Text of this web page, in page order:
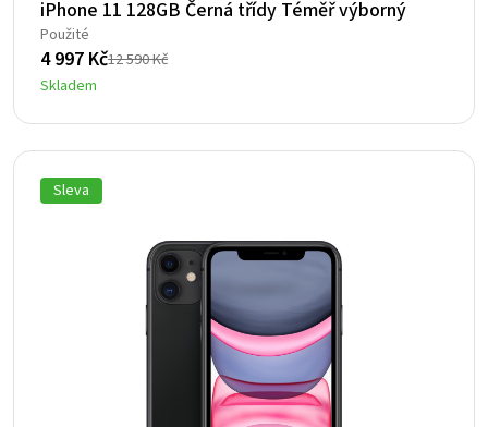
iPhone 11 128GB Černá třídy Téměř výborný
Použité
12 590Kč
Původní
cena
byla:
12
590 Kč.
4 997 Kč
Aktuální
cena
je:
4
997 Kč.
Skladem
Sleva